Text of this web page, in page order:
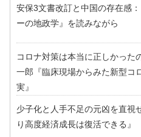
安保3文書改訂と中国の存在感
ーの地政学』を読みながら
コロナ対策は本当に正しかった
一郎『臨床現場からみた新型コ
実』
少子化と人手不足の元凶を直視
り高度経済成長は復活できる』